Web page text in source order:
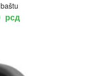
рсд